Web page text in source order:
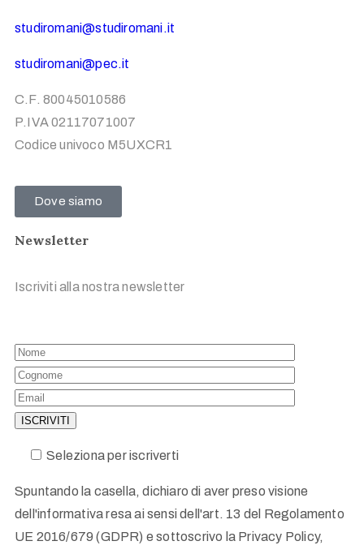
studiromani@studiromani.it
studiromani@pec.it
C.F. 80045010586
P.IVA 02117071007
Codice univoco M5UXCR1
Dove siamo
Newsletter
Iscriviti alla nostra newsletter
Seleziona per iscriverti
Spuntando la casella, dichiaro di aver preso visione
dell'informativa resa ai sensi dell'art. 13 del Regolamento
UE 2016/679 (GDPR) e sottoscrivo la Privacy Policy,